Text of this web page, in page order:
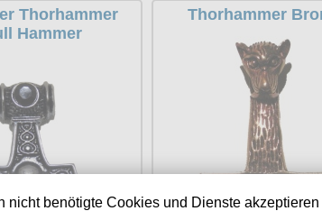
Thorhammer
Hammer
Thorhammer
nicht benötigte Cookies und Dienste